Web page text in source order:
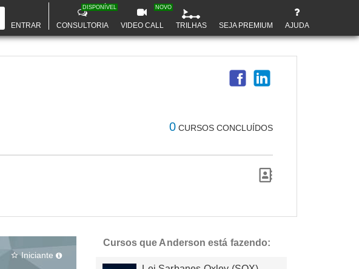
ENTRAR CONSULTORIA
DISPONÍVEL
VIDEO CALL
NOVO
TRILHAS SEJA PREMIUM AJUDA
0 CURSOS CONCLUÍDOS
star_border Iniciante
Cursos que Anderson está fazendo: